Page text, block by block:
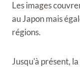
Les images
au Japon mais
régions.
Jusqu'à présent,